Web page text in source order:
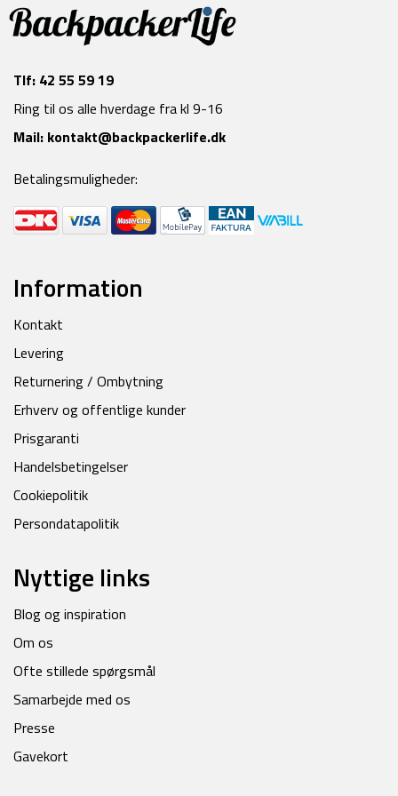
Tlf: 42 55 59 19
Ring til os alle hverdage fra kl 9-16
Mail: kontakt@backpackerlife.dk
Betalingsmuligheder:
Information
Kontakt
Levering
Returnering / Ombytning
Erhverv og offentlige kunder
Prisgaranti
Handelsbetingelser
Cookiepolitik
Persondatapolitik
Nyttige links
Blog og inspiration
Om os
Ofte stillede spørgsmål
Samarbejde med os
Presse
Gavekort